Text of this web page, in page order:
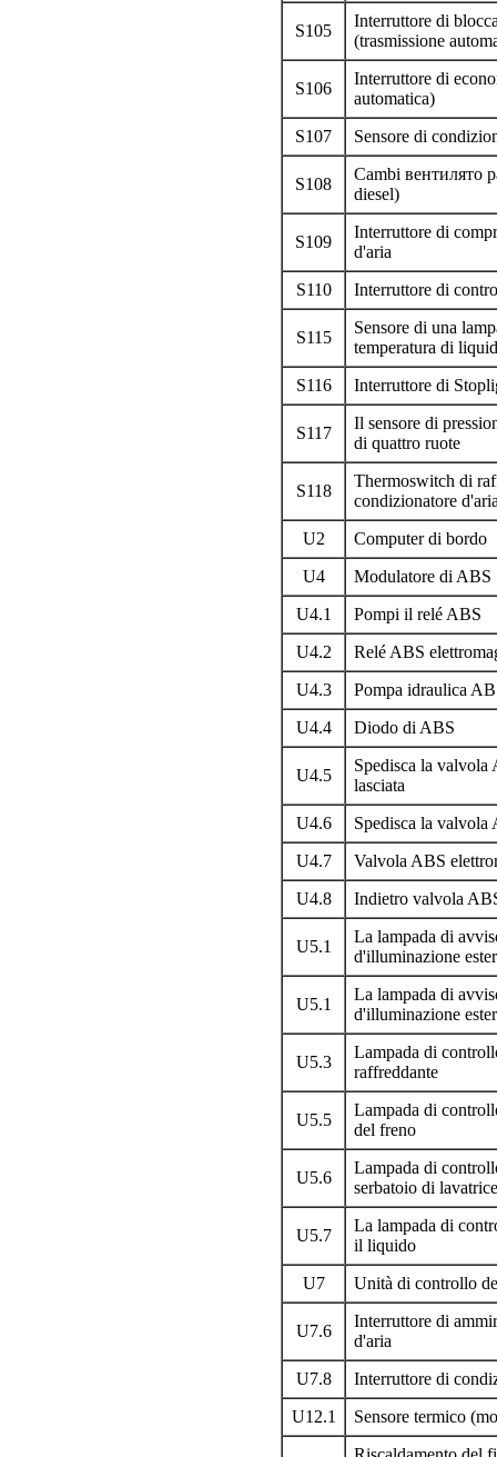
S105
Interruttore di
(trasmissione
S106
Interruttore di
automatica)
S107
Sensore di
S108
Cambi вентилято
diesel)
S109
Interruttore di
d'aria
S110
Interruttore di
S115
Sensore di una
temperatura di
S116
Interruttore di
S117
Il sensore di
di quattro ruote
S118
Thermoswitch di
condizionatore
U2
Computer di bordo
U4
Modulatore di ABS
U4.1
Pompi il relé ABS
U4.2
Relé ABS
U4.3
Pompa idraulica
U4.4
Diodo di ABS
U4.5
Spedisca la valvola
lasciata
U4.6
Spedisca la valvola
U4.7
Valvola ABS
U4.8
Indietro valvola
U5.1
La lampada di
d'illuminazione
U5.1
La lampada di
d'illuminazione
U5.3
Lampada di
raffreddante
U5.5
Lampada di
del freno
U5.6
Lampada di
serbatoio di
U5.7
La lampada di
il liquido
U7
Unità di controllo
U7.6
Interruttore di
d'aria
U7.8
Interruttore di
U12.1
Sensore termico